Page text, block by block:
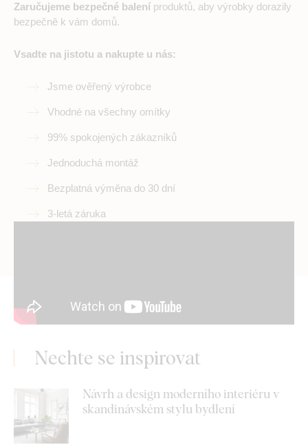
Zaručujeme bezpečné balení produktů, aby výrobky dorazily
bezpečně k vám domů.
Vsadte na jistotu a nakupte u nás:
Jsme ověřený výrobce
Vhodné na všechny omítky
99% spokojených zákazníků
Jednoduchá montáž
Bezplatná výměna do 30 dní
3-letá záruka
Nechte se inspirovat
Návrh a design moderního interiéru v
skandinávském stylu bydlení